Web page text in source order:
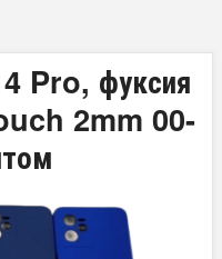
Pro, фуксия
2mm 00-